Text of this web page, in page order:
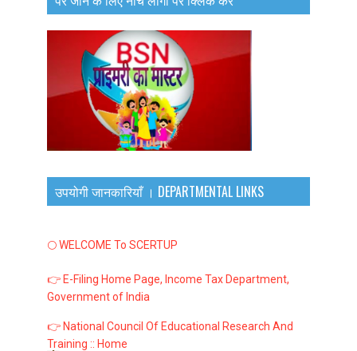
उपयोगी जानकारियाँ । DEPARTMENTAL LINKS
🌕 WELCOME To SCERTUP
👉 E-Filing Home Page, Income Tax Department,
Government of India
👉 National Council Of Educational Research And
Training :: Home